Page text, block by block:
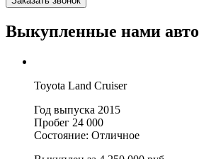
Выкупленные нами авто
Toyota Land Cruiser
Год выпуска 2015
Пробег 24 000
Состояние: Отличное